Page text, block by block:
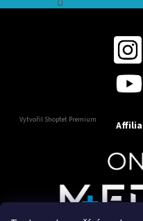
Vytvořil Shoptet Premium